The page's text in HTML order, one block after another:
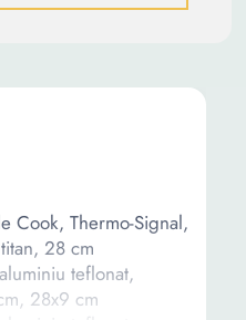
Cook, Thermo-Signal,
28 cm
teflonat,
28x9 cm